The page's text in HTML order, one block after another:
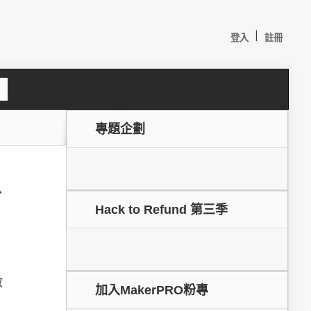
登入 註冊
專題企劃
Hack to Refund 第三季
加入MakerPRO粉專